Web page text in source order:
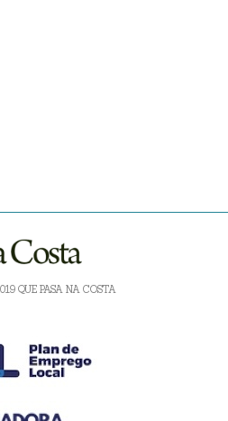
QUE PASA NA COSTA